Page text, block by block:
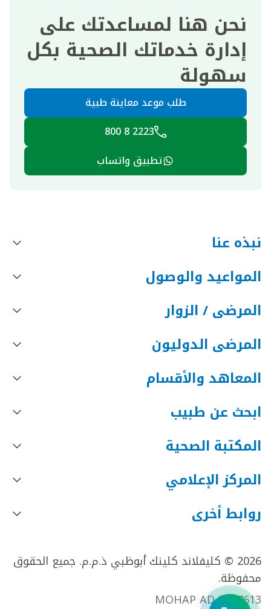
نحن هنا لمساعدتك على
إدارة خدماتك الصحية بكل
سهولة
طلب موعد معاينة طبية
2223 8 800
تطبيق واتساب
نبذه عنا
المواعيد والوصول
المرضى / الزوار
المرضى الدوليون
المعاهد والأقسام
ابحث عن طبيب
المكتبة الصحية
المركز الإعلامي
روابط أخرى
2026 © كليفلاند كلينك أبوظبي ذ.م.م. جميع الحقوق
محفوظة.
MOHAP AD FR27613